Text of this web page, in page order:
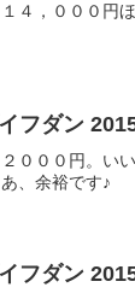
４，０００円
フダン
０００円。い
、余裕です♪
フダン